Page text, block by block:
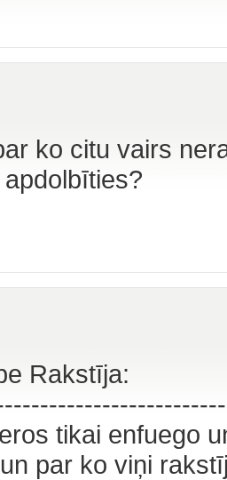
ko citu vairs
Rakstīja:
tikai enfuego
par ko viņi